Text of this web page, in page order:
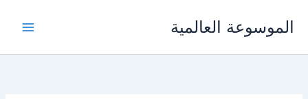
الموسوعة العالمية